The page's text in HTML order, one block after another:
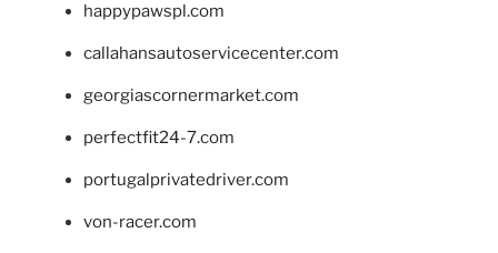
happypawspl.com
callahansautoservicecenter.com
georgiascornermarket.com
perfectfit24-7.com
portugalprivatedriver.com
von-racer.com